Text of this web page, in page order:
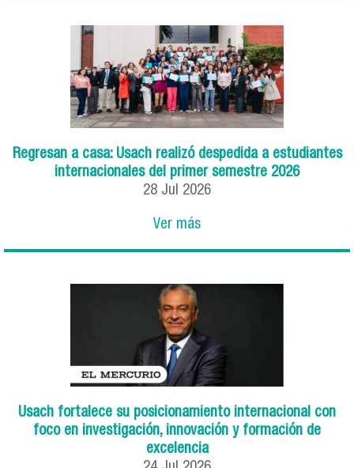
Regresan a casa: Usach realizó despedida a estudiantes
internacionales del primer semestre 2026
28 Jul 2026
Ver más
Usach fortalece su posicionamiento internacional con
foco en investigación, innovación y formación de
excelencia